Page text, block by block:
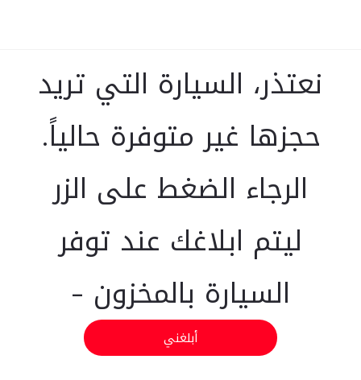
نعتذر، السيارة التي تريد
حجزها غير متوفرة حالياً.
الرجاء الضغط على الزر
ليتم ابلاغك عند توفر
السيارة بالمخزون -
أبلغني